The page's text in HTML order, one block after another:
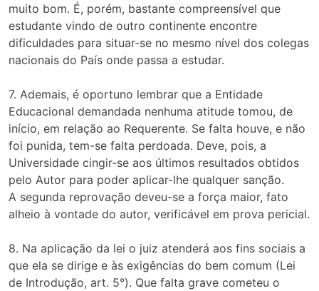
muito bom. É, porém, bastante compreensível que
estudante vindo de outro continente encontre
dificuldades para situar-se no mesmo nível dos colegas
nacionais do País onde passa a estudar.
7. Ademais, é oportuno lembrar que a Entidade
Educacional demandada nenhuma atitude tomou, de
início, em relação ao Requerente. Se falta houve, e não
foi punida, tem-se falta perdoada. Deve, pois, a
Universidade cingir-se aos últimos resultados obtidos
pelo Autor para poder aplicar-lhe qualquer sanção.
A segunda reprovação deveu-se a força maior, fato
alheio à vontade do autor, verificável em prova pericial.
8. Na aplicação da lei o juiz atenderá aos fins sociais a
que ela se dirige e às exigências do bem comum (Lei
de Introdução, art. 5°). Que falta grave cometeu o